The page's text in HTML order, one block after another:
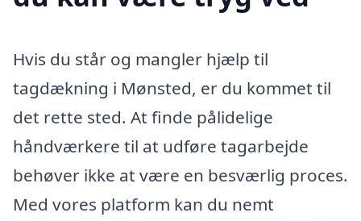
Hvis du står og mangler hjælp til
tagdækning i Mønsted, er du kommet til
det rette sted. At finde pålidelige
håndværkere til at udføre tagarbejde
behøver ikke at være en besværlig proces.
Med vores platform kan du nemt